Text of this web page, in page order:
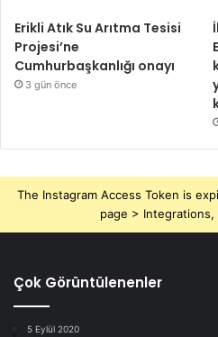
Erikli Atık Su Arıtma Tesisi
Projesi’ne
Cumhurbaşkanlığı onayı
3 gün önce
The Instagram Access Token is
page >
Çok Görüntülenenler
5 Eylül 2020